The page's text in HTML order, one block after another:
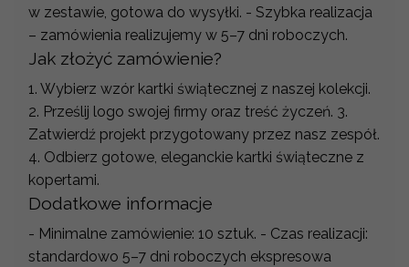
w zestawie, gotowa do wysyłki. - Szybka realizacja
– zamówienia realizujemy w 5–7 dni roboczych.
Jak złożyć zamówienie?
1. Wybierz wzór kartki świątecznej z naszej kolekcji.
2. Prześlij logo swojej firmy oraz treść życzeń. 3.
Zatwierdź projekt przygotowany przez nasz zespół.
4. Odbierz gotowe, eleganckie kartki świąteczne z
kopertami.
Dodatkowe informacje
- Minimalne zamówienie: 10 sztuk. - Czas realizacji:
standardowo 5–7 dni roboczych ekspresowa